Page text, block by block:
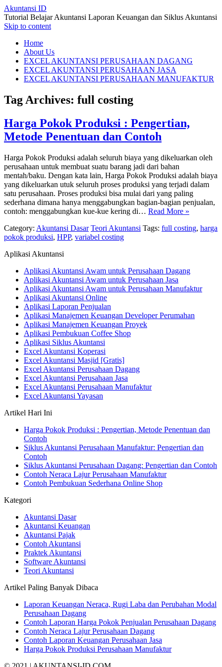
Akuntansi ID
Tutorial Belajar Akuntansi Laporan Keuangan dan Siklus Akuntansi
Skip to content
Home
About Us
EXCEL AKUNTANSI PERUSAHAAN DAGANG
EXCEL AKUNTANSI PERUSAHAAN JASA
EXCEL AKUNTANSI PERUSAHAAN MANUFAKTUR
Tag Archives: full costing
Harga Pokok Produksi : Pengertian,
Metode Penentuan dan Contoh
Harga Pokok Produksi adalah seluruh biaya yang dikeluarkan oleh
perusahaan untuk membuat suatu barang jadi dari bahan
mentah/baku. Dengan kata lain, Harga Pokok Produksi adalah biaya
yang dikeluarkan utuk seluruh proses produksi yang terjadi dalam
satu perusahaan. Proses produksi bisa mulai dari yang paling
sederhana dimana hanya menggabungkan bagian-bagian penjualan,
contoh: menggabungkan kue-kue kering di… Read More »
Category: Akuntansi Dasar Teori Akuntansi Tags: full costing, harga
pokok produksi, HPP, variabel costing
Aplikasi Akuntansi
Aplikasi Akuntansi Awam untuk Perusahaan Dagang
Aplikasi Akuntansi Awam untuk Perusahaan Jasa
Aplikasi Akuntansi Awam untuk Perusahaan Manufaktur
Aplikasi Akuntansi Online
Aplikasi Laporan Penjualan
Aplikasi Manajemen Keuangan Developer Perumahan
Aplikasi Manajemen Keuangan Proyek
Aplikasi Pembukuan Coffee Shop
Aplikasi Siklus Akuntansi
Excel Akuntansi Koperasi
Excel Akuntansi Masjid [Gratis]
Excel Akuntansi Perusahaan Dagang
Excel Akuntansi Perusahaan Jasa
Excel Akuntansi Perusahaan Manufaktur
Excel Akuntansi Yayasan
Artikel Hari Ini
Harga Pokok Produksi : Pengertian, Metode Penentuan dan
Contoh
Siklus Akuntansi Perusahaan Manufaktur: Pengertian dan
Contoh
Siklus Akuntansi Perusahaan Dagang: Pengertian dan Contoh
Contoh Neraca Lajur Perusahaan Manufaktur
Contoh Pembukuan Sederhana Online Shop
Kategori
Akuntansi Dasar
Akuntansi Keuangan
Akuntansi Pajak
Contoh Akuntansi
Praktek Akuntansi
Software Akuntansi
Teori Akuntansi
Artikel Paling Banyak Dibaca
Laporan Keuangan Neraca, Rugi Laba dan Perubahan Modal
Perusahaan Dagang
Contoh Laporan Harga Pokok Penjualan Perusahaan Dagang
Contoh Neraca Lajur Perusahaan Dagang
Contoh Laporan Keuangan Perusahaan Jasa
Harga Pokok Produksi Perusahaan Manufaktur